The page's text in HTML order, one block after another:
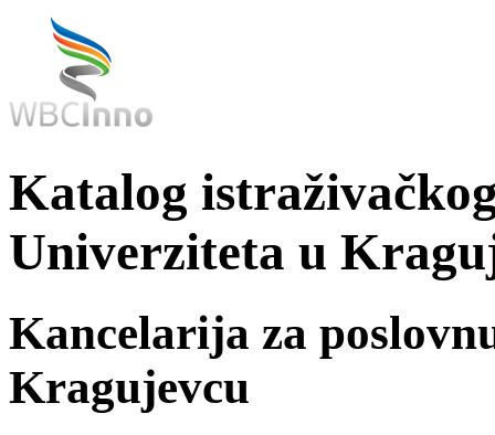
Katalog
Univerziteta u
Kancelarija za
Kragujevcu